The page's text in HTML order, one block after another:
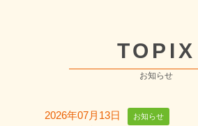
TOPIX
お知らせ
2026年07月13日 お知らせ